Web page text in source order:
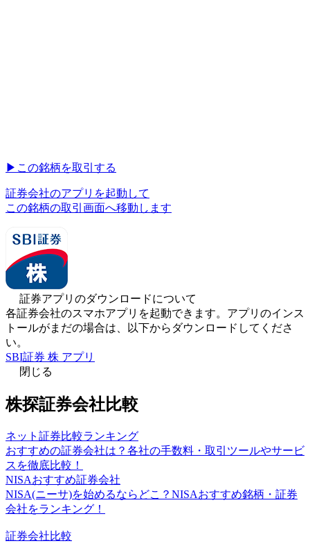
▶︎ この銘柄を取引する
証券会社のアプリを起動して
この銘柄の取引画面へ移動します
証券アプリのダウンロードについて
各証券会社のスマホアプリを起動できます。アプリのインス
トールがまだの場合は、以下からダウンロードしてくださ
い。
SBI証券 株 アプリ
閉じる
株探証券会社比較
ネット証券比較ランキング
おすすめの証券会社は？各社の手数料・取引ツールやサービ
スを徹底比較！
NISAおすすめ証券会社
NISA(ニーサ)を始めるならどこ？NISAおすすめ銘柄・証券
会社をランキング！
証券会社比較